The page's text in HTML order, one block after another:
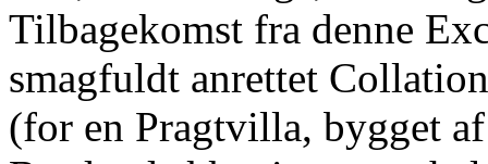
Tilbagekomst fra denne
smagfuldt anrettet
(for en Pragtvilla, bygget